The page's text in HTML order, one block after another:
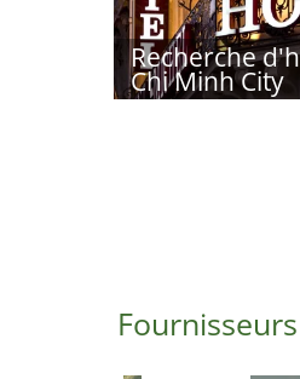
Recherche
Chi Minh City